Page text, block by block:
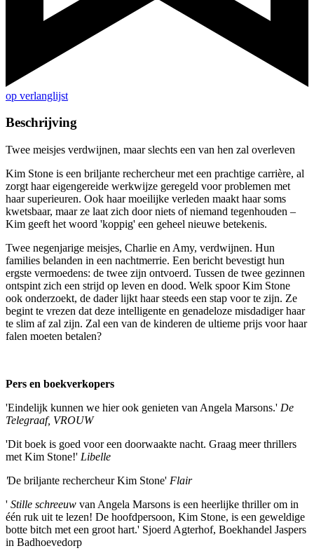
op verlanglijst
Beschrijving
Twee meisjes verdwijnen, maar slechts een van hen zal overleven
Kim Stone is een briljante rechercheur met een prachtige carrière, al
zorgt haar eigengereide werkwijze geregeld voor problemen met
haar superieuren. Ook haar moeilijke verleden maakt haar soms
kwetsbaar, maar ze laat zich door niets of niemand tegenhouden –
Kim geeft het woord 'koppig' een geheel nieuwe betekenis.
Twee negenjarige meisjes, Charlie en Amy, verdwijnen. Hun
families belanden in een nachtmerrie. Een bericht bevestigt hun
ergste vermoedens: de twee zijn ontvoerd. Tussen de twee gezinnen
ontspint zich een strijd op leven en dood. Welk spoor Kim Stone
ook onderzoekt, de dader lijkt haar steeds een stap voor te zijn. Ze
begint te vrezen dat deze intelligente en genadeloze misdadiger haar
te slim af zal zijn. Zal een van de kinderen de ultieme prijs voor haar
falen moeten betalen?
Pers en boekverkopers
'Eindelijk kunnen we hier ook genieten van Angela Marsons.' De
Telegraaf, VROUW
'Dit boek is goed voor een doorwaakte nacht. Graag meer thrillers
met Kim Stone!' Libelle
'De briljante rechercheur Kim Stone' Flair
' Stille schreeuw van Angela Marsons is een heerlijke thriller om in
één ruk uit te lezen! De hoofdpersoon, Kim Stone, is een geweldige
botte bitch met een groot hart.' Sjoerd Agterhof, Boekhandel Jaspers
in Badhoevedorp